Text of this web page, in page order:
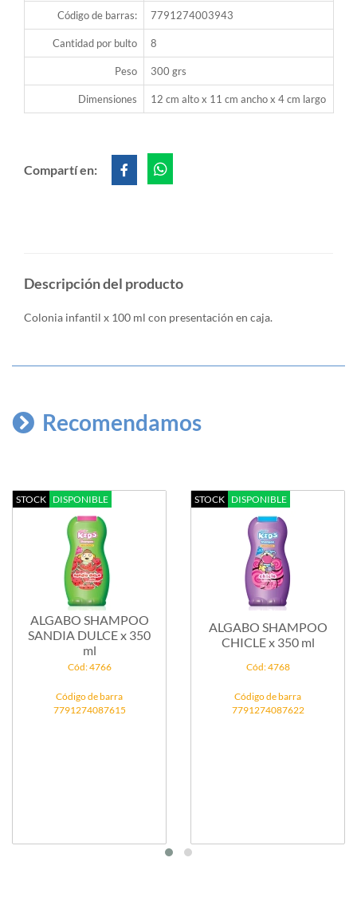
Código de barras: 7791274003943
Cantidad por bulto 8
Peso 300 grs
Dimensiones 12 cm alto x 11 cm ancho x 4 cm largo
Compartí en:
Descripción del producto
Colonia infantil x 100 ml con presentación en caja.
Recomendamos
STOCK DISPONIBLE
ALGABO SHAMPOO
SANDIA DULCE x 350
ml
Cód: 4766
Código de barra
7791274087615
STOCK DISPONIBLE
ALGABO SHAMPOO
CHICLE x 350 ml
Cód: 4768
Código de barra
7791274087622